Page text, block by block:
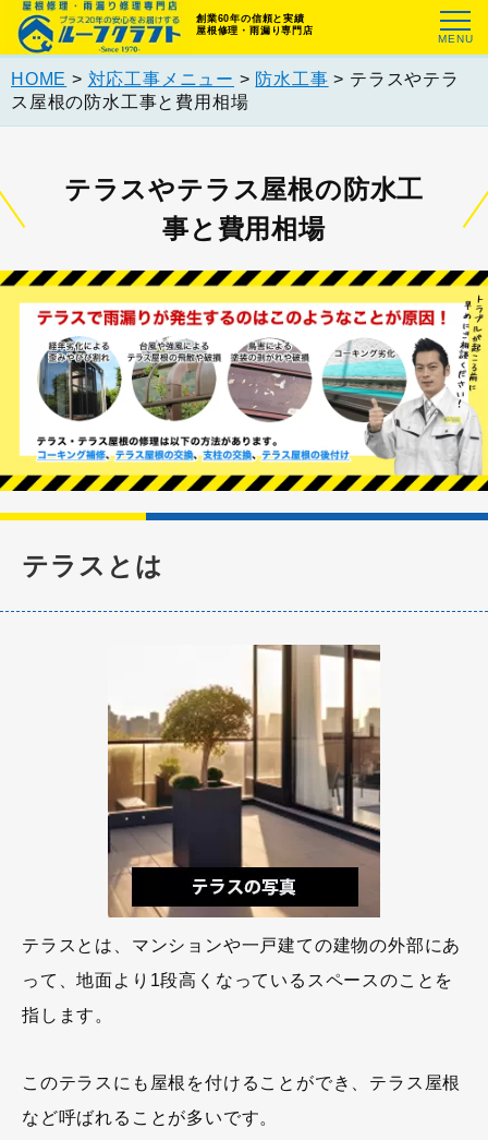
創業60年の信頼と実績
屋根修理・雨漏り専門店
HOME > 対応工事メニュー > 防水工事 > テラスやテラ
ス屋根の防水工事と費用相場
テラスやテラス屋根の防水工
事と費用相場
テラスとは
テラスとは、マンションや一戸建ての建物の外部にあ
って、地面より1段高くなっているスペースのことを
指します。
このテラスにも屋根を付けることができ、テラス屋根
など呼ばれることが多いです。